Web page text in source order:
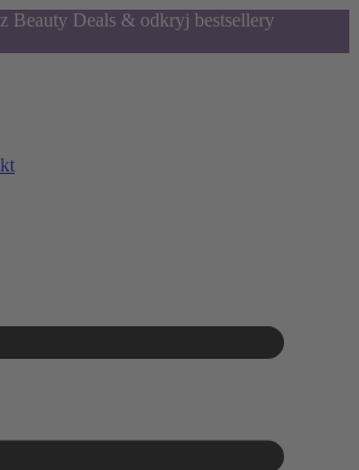
Beauty Deals & odkryj bestsellery